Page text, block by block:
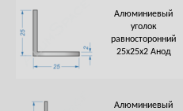
Алюминиевый
уголок
равносторонний
25х25х2 Анод
Алюминиевый